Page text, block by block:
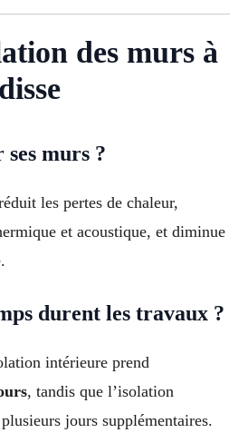
des murs à
murs ?
les pertes de chaleur,
et acoustique, et diminue
durent les travaux ?
intérieure prend
, tandis que l’isolation
jours supplémentaires.